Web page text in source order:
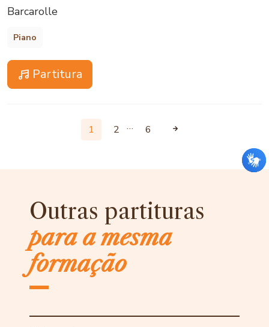
Barcarolle
Piano
Partitura
1 2 … 6
Outras partituras
para a mesma
formação